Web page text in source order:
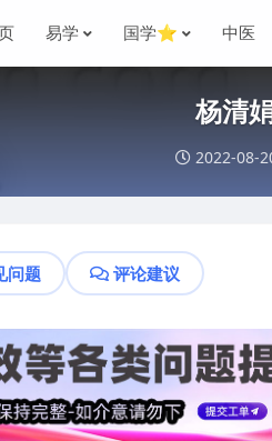
易学 国学⭐ 中医
杨清
2022-08-
问题 评论建议